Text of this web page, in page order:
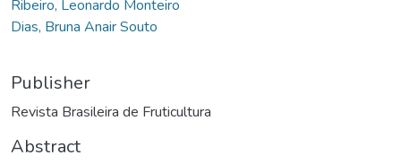
Ribeiro, Leonardo Monteiro
Dias, Bruna Anair Souto
Publisher
Revista Brasileira de Fruticultura
Abstract